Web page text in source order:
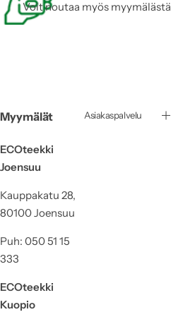
Voit noutaa myös myymälästä
Myymälät
ECOteekki
Joensuu
Kauppakatu 28,
80100 Joensuu
Puh: 050 51 15
333
ECOteekki
Kuopio
Asiakaspalvelu